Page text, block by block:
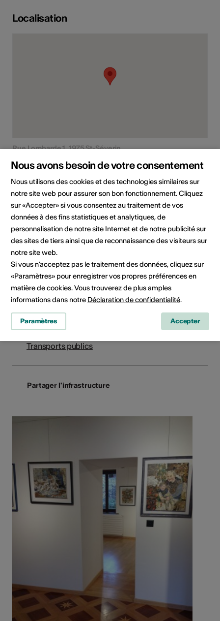
Localisation
Rue Lombarde 1, 1975 St-Séverin
Planifier un itinéraire
Transports publics
Adresse
Galerie de la Tour Lombarde
Tour Lombarde
Galerie - La forge conthey-culture - Salles
multifonctionnelles
Rue Lombarde 1
1975 St-Séverin
Téléphone +41 27 345 56 95
Réservations +41 27 345 56 95
Site Internet
Transports publics
Partager l'infrastructure
Nous avons besoin de votre consentement
Nous utilisons des cookies et des technologies similaires sur
notre site web pour assurer son bon fonctionnement. Cliquez
sur «Accepter» si vous consentez au traitement de vos
données à des fins statistiques et analytiques, de
personnalisation de notre site Internet et de notre publicité sur
des sites de tiers ainsi que de reconnaissance des visiteurs sur
notre site web.
Si vous n’acceptez pas le traitement des données, cliquez sur
«Paramètres» pour enregistrer vos propres préférences en
matière de cookies. Vous trouverez de plus amples
informations dans notre Déclaration de confidentialité.
Paramètres Accepter